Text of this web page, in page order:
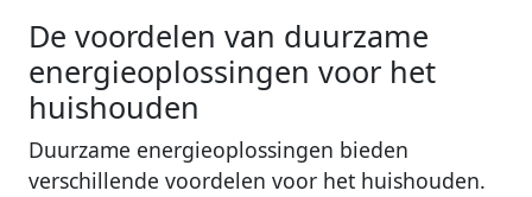
De voordelen van duurzame
energieoplossingen voor het
huishouden
Duurzame energieoplossingen bieden
verschillende voordelen voor het huishouden.